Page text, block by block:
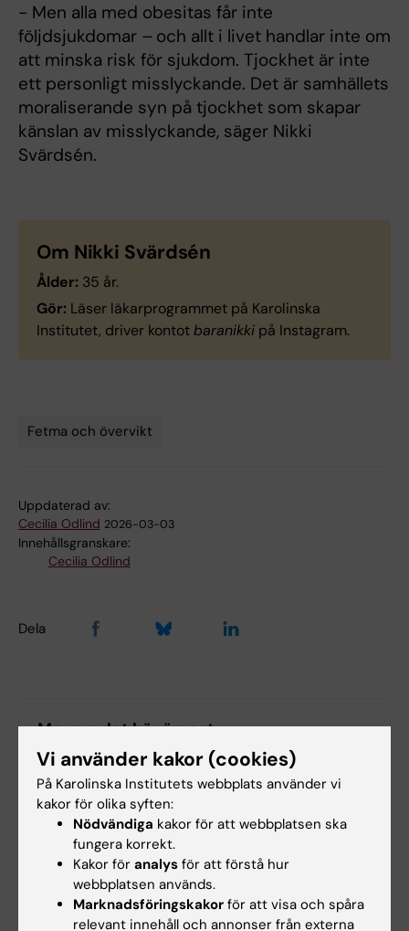
- Men alla med obesitas får inte
följdsjukdomar – och allt i livet handlar inte om
att minska risk för sjukdom. Tjockhet är inte
ett personligt misslyckande. Det är samhällets
moraliserande syn på tjockhet som skapar
känslan av misslyckande, säger Nikki
Svärdsén.
Om Nikki Svärdsén
Ålder: 35 år.
Gör: Läser läkarprogrammet på Karolinska
Institutet, driver kontotbaranikki på Instagram.
Fetma och övervikt
Uppdaterad av:
Cecilia Odlind 2026-03-03
Innehållsgranskare:
Cecilia Odlind
Dela
Mer om det här ämnet
Aptitsänkare ritar om kartan
Fler barn får obesitasmedicin
Till slut gjorde Fredrik Boltes en gastric bypass
Tema: Övervikt och obesitas
Vi använder kakor (cookies)
På Karolinska Institutets webbplats använder vi
kakor för olika syften:
Nödvändiga kakor för att webbplatsen ska
fungera korrekt.
Kakor för analys för att förstå hur
webbplatsen används.
Marknadsföringskakor för att visa och spåra
relevant innehåll och annonser från externa